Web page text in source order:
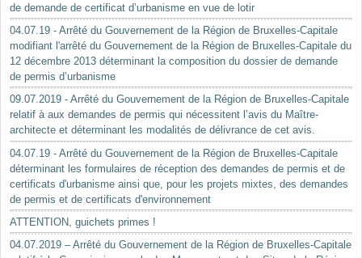
de demande de certificat d’urbanisme en vue de lotir
04.07.19 - Arrêté du Gouvernement de la Région de Bruxelles-Capitale
modifiant l'arrêté du Gouvernement de la Région de Bruxelles-Capitale du
12 décembre 2013 déterminant la composition du dossier de demande
de permis d’urbanisme
09.07.2019 - Arrêté du Gouvernement de la Région de Bruxelles-Capitale
relatif à aux demandes de permis qui nécessitent l’avis du Maître-
architecte et déterminant les modalités de délivrance de cet avis.
04.07.19 - Arrêté du Gouvernement de la Région de Bruxelles-Capitale
déterminant les formulaires de réception des demandes de permis et de
certificats d'urbanisme ainsi que, pour les projets mixtes, des demandes
de permis et de certificats d'environnement
ATTENTION, guichets primes !
04.07.2019 – Arrêté du Gouvernement de la Région de Bruxelles-Capitale